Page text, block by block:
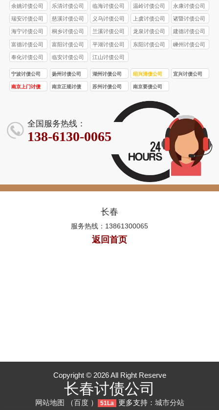
债公司
债公司
债公司
债公司
余姚讨债公司 乐清讨债公司 临海讨债公司 温岭讨债公司 永康讨债公司
瑞安讨债公司 慈溪讨债公司 义乌讨债公司 上虞讨债公司 诸暨讨债公司
海宁讨债公司 桐乡讨债公司 兰溪讨债公司 龙泉讨债公司 建德讨债公司
富德讨债公司 富阳讨债公司 平湖讨债公司 东阳讨债公司 嵊州讨债公司
奉化讨债公司 临安讨债公司 江山讨债公司
宁波讨债公司 扬州讨债公司 湖州讨债公司 绍兴清债公司 宜兴讨债公司
南京上门讨债
南京正规讨债
苏州讨债公司 南京要债公司
全国服务热线：
138-6130-0065
长春
服务热线：13861300065
返回首页
Copyright © 2026 All Right Reserve
长春讨债公司
网站地图 （百度） 51La 更多支持： 城市分站